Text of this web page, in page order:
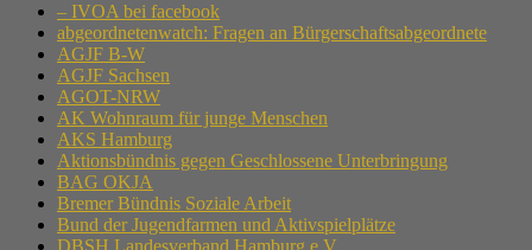
– IVOA bei facebook
abgeordnetenwatch: Fragen an Bürgerschaftsabgeordnete
AGJF B-W
AGJF Sachsen
AGOT-NRW
AK Wohnraum für junge Menschen
AKS Hamburg
Aktionsbündnis gegen Geschlossene Unterbringung
BAG OKJA
Bremer Bündnis Soziale Arbeit
Bund der Jugendfarmen und Aktivspielplätze